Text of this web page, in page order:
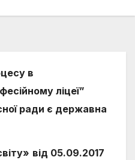
в
ліцеї”
ради є державна
від 05.09.2017